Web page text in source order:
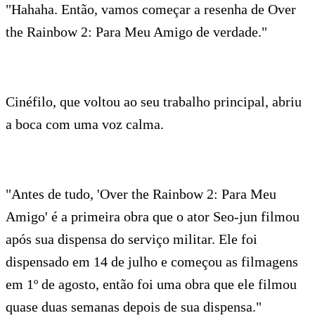
"Hahaha. Então, vamos começar a resenha de Over
the Rainbow 2: Para Meu Amigo de verdade."
Cinéfilo, que voltou ao seu trabalho principal, abriu
a boca com uma voz calma.
"Antes de tudo, 'Over the Rainbow 2: Para Meu
Amigo' é a primeira obra que o ator Seo-jun filmou
após sua dispensa do serviço militar. Ele foi
dispensado em 14 de julho e começou as filmagens
em 1º de agosto, então foi uma obra que ele filmou
quase duas semanas depois de sua dispensa."